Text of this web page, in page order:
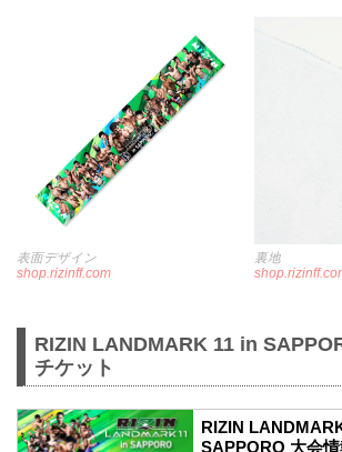
表面デザイン
shop.rizinff.com
裏地
RIZIN LANDMARK 11 in
チケット
RIZIN
SAPPORO 大会